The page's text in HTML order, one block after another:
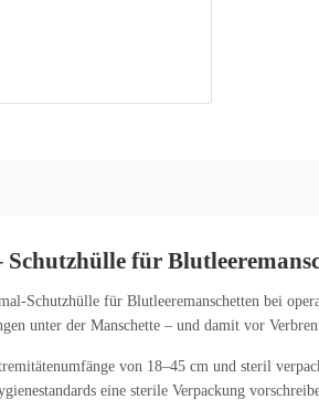
für
Schutzhülle für Blutleeremanschetten bei
unter der Manschette – und damit vor
von 18–45 cm und steril
eine sterile Verpackung